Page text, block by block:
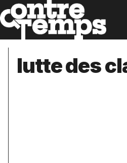
lutte des